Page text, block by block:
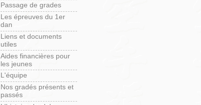
Passage de grades
Les épreuves du 1er
dan
Liens et documents
utiles
Aides financières pour
les jeunes
L'équipe
Nos gradés présents et
passés